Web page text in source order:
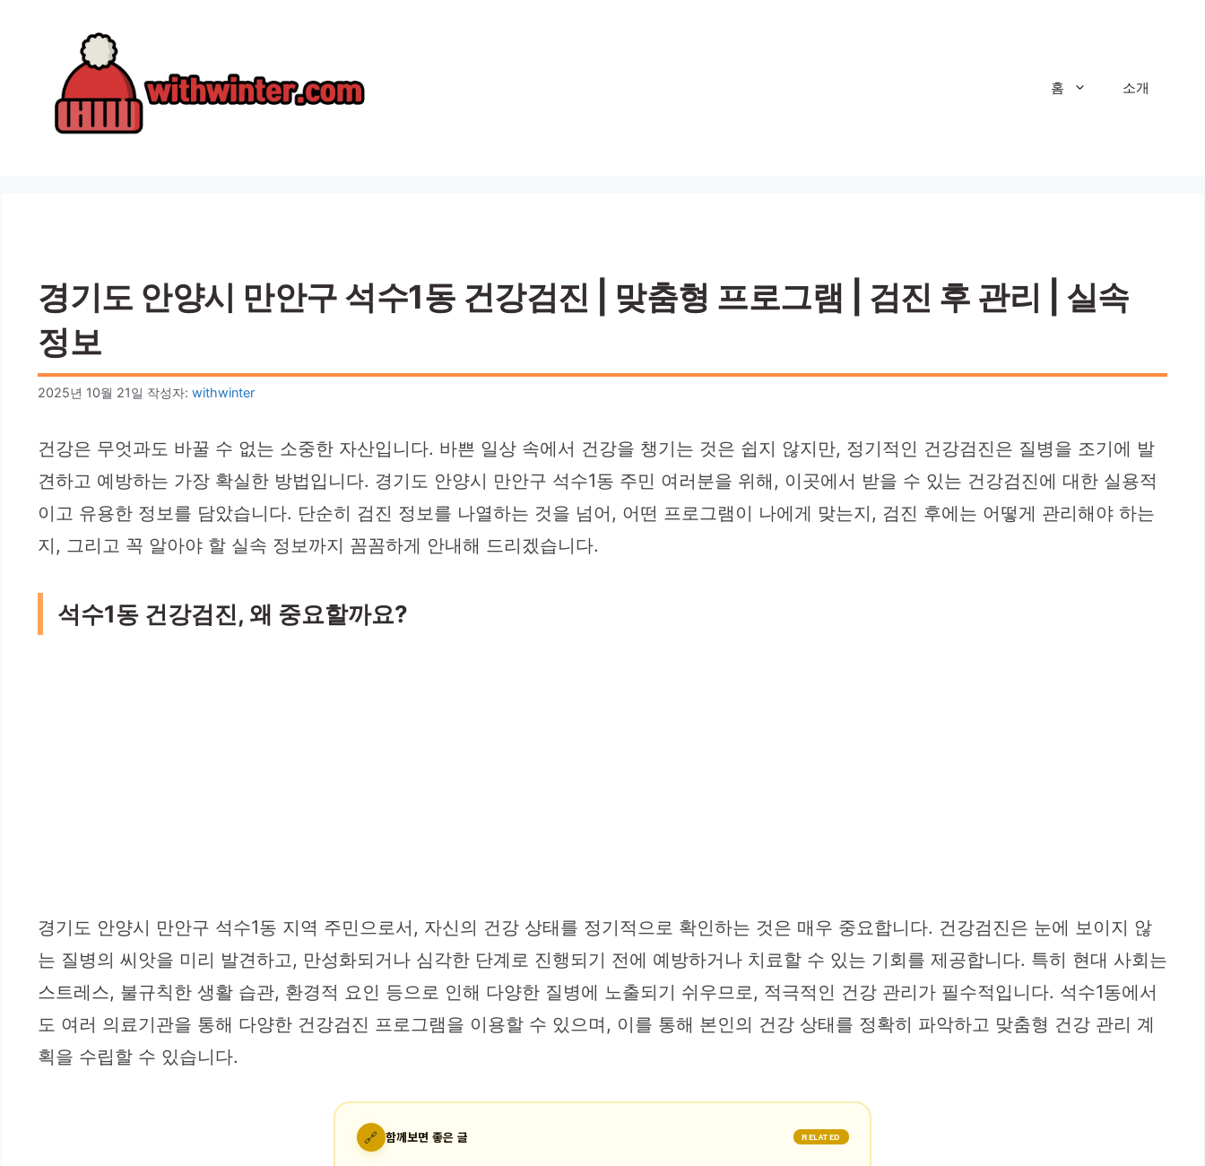
홈 소개
경기도 안양시 만안구 석수1동 건강검진 | 맞춤형 프로그램 | 검진 후 관리 | 실속
정보
2025년 10월 21일 작성자: withwinter
건강은 무엇과도 바꿀 수 없는 소중한 자산입니다. 바쁜 일상 속에서 건강을 챙기는 것은 쉽지 않지만, 정기적인 건강검진은 질병을 조기에 발
견하고 예방하는 가장 확실한 방법입니다. 경기도 안양시 만안구 석수1동 주민 여러분을 위해, 이곳에서 받을 수 있는 건강검진에 대한 실용적
이고 유용한 정보를 담았습니다. 단순히 검진 정보를 나열하는 것을 넘어, 어떤 프로그램이 나에게 맞는지, 검진 후에는 어떻게 관리해야 하는
지, 그리고 꼭 알아야 할 실속 정보까지 꼼꼼하게 안내해 드리겠습니다.
석수1동 건강검진, 왜 중요할까요?
경기도 안양시 만안구 석수1동 지역 주민으로서, 자신의 건강 상태를 정기적으로 확인하는 것은 매우 중요합니다. 건강검진은 눈에 보이지 않
는 질병의 씨앗을 미리 발견하고, 만성화되거나 심각한 단계로 진행되기 전에 예방하거나 치료할 수 있는 기회를 제공합니다. 특히 현대 사회는
스트레스, 불규칙한 생활 습관, 환경적 요인 등으로 인해 다양한 질병에 노출되기 쉬우므로, 적극적인 건강 관리가 필수적입니다. 석수1동에서
도 여러 의료기관을 통해 다양한 건강검진 프로그램을 이용할 수 있으며, 이를 통해 본인의 건강 상태를 정확히 파악하고 맞춤형 건강 관리 계
획을 수립할 수 있습니다.
🔗 함께보면 좋은 글 RELATED